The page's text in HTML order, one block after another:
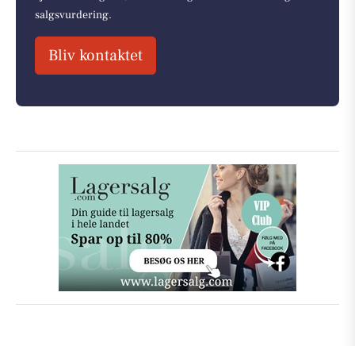
salgsvurdering.
Bliv kontaktet